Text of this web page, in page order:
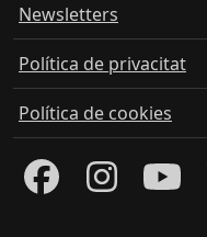
Newsletters
Política de privacitat
Política de cookies